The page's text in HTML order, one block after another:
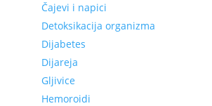
Čajevi i napici
Detoksikacija organizma
Dijabetes
Dijareja
Gljivice
Hemoroidi